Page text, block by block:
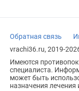
Обратная связь
vrachi36.ru, 2019-
Имеются
специалиста.
может быть
назначения лечения